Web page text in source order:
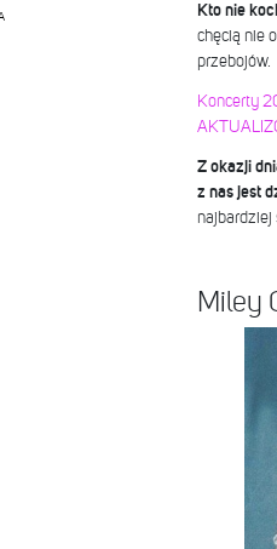
Kto nie
chęcią nie
przebojów.
Koncerty
Z okazji
z nas jest
najbardziej
Miley